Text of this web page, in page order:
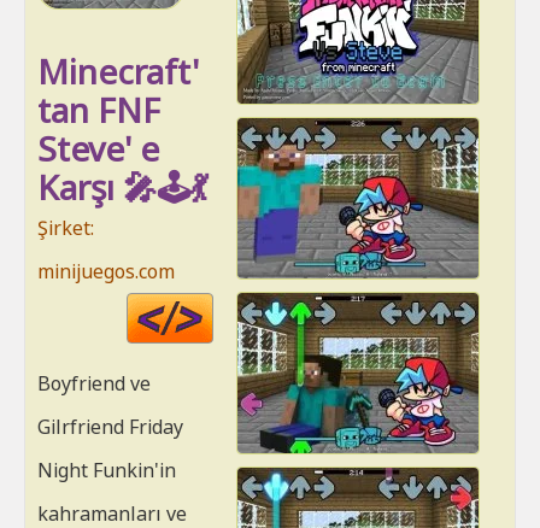
Minecraft'
tan FNF
Steve' e
Karşı 🎤🕹️💃
Şirket:
minijuegos.com
Code
HTML
Boyfriend ve
Gilrfriend Friday
Night Funkin'in
kahramanları ve